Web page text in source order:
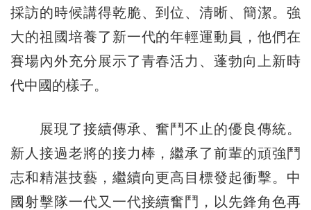
採訪的時候講得乾脆、到位、清晰、簡潔。強
大的祖國培養了新一代的年輕運動員，他們在
賽場內外充分展示了青春活力、蓬勃向上新時
代中國的樣子。
展現了接續傳承、奮鬥不止的優良傳統。
新人接過老將的接力棒，繼承了前輩的頑強鬥
志和精湛技藝，繼續向更高目標發起衝擊。中
國射擊隊一代又一代接續奮鬥，以先鋒角色再